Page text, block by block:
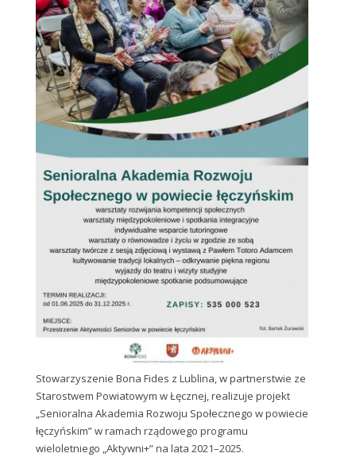
Stowarzyszenie Bona Fides z Lublina, w partnerstwie ze
Starostwem Powiatowym w Łęcznej, realizuje projekt
„Senioralna Akademia Rozwoju Społecznego w powiecie
łęczyńskim” w ramach rządowego programu
wieloletniego „Aktywni+” na lata 2021–2025.